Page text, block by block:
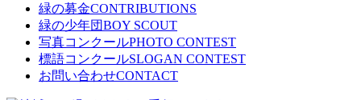
緑の募金CONTRIBUTIONS
緑の少年団BOY SCOUT
写真コンクールPHOTO CONTEST
標語コンクールSLOGAN CONTEST
お問い合わせCONTACT